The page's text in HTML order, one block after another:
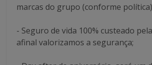
marcas do grupo (conforme
- Seguro de vida 100% custeado
afinal valorizamos a segurança;